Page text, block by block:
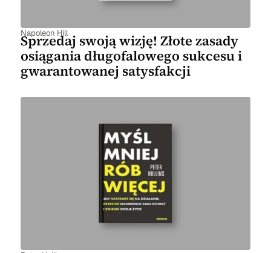
Napoleon Hill
Sprzedaj swoją wizję! Złote zasady
osiągania długofalowego sukcesu i
gwarantowanej satysfakcji